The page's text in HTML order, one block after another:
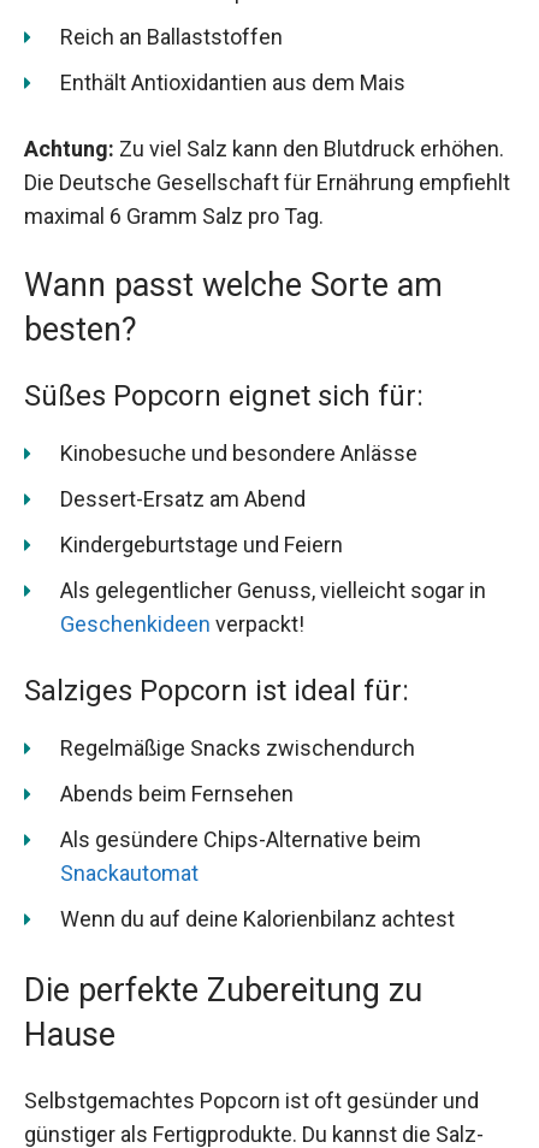
Reich an Ballaststoffen
Enthält Antioxidantien aus dem Mais
Achtung: Zu viel Salz kann den Blutdruck erhöhen.
Die Deutsche Gesellschaft für Ernährung empfiehlt
maximal 6 Gramm Salz pro Tag.
Wann passt welche Sorte am
besten?
Süßes Popcorn eignet sich für:
Kinobesuche und besondere Anlässe
Dessert-Ersatz am Abend
Kindergeburtstage und Feiern
Als gelegentlicher Genuss, vielleicht sogar in
Geschenkideen verpackt!
Salziges Popcorn ist ideal für:
Regelmäßige Snacks zwischendurch
Abends beim Fernsehen
Als gesündere Chips-Alternative beim
Snackautomat
Wenn du auf deine Kalorienbilanz achtest
Die perfekte Zubereitung zu
Hause
Selbstgemachtes Popcorn ist oft gesünder und
günstiger als Fertigprodukte. Du kannst die Salz-